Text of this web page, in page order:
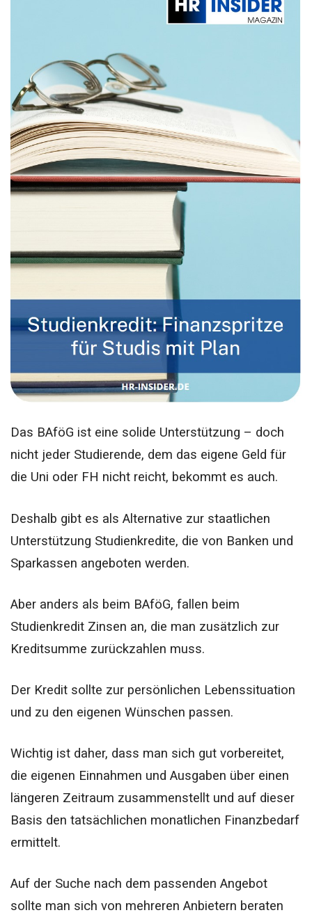
Das BAföG ist eine solide Unterstützung – doch
nicht jeder Studierende, dem das eigene Geld für
die Uni oder FH nicht reicht, bekommt es auch.
Deshalb gibt es als Alternative zur staatlichen
Unterstützung Studienkredite, die von Banken und
Sparkassen angeboten werden.
Aber anders als beim BAföG, fallen beim
Studienkredit Zinsen an, die man zusätzlich zur
Kreditsumme zurückzahlen muss.
Der Kredit sollte zur persönlichen Lebenssituation
und zu den eigenen Wünschen passen.
Wichtig ist daher, dass man sich gut vorbereitet,
die eigenen Einnahmen und Ausgaben über einen
längeren Zeitraum zusammenstellt und auf dieser
Basis den tatsächlichen monatlichen Finanzbedarf
ermittelt.
Auf der Suche nach dem passenden Angebot
sollte man sich von mehreren Anbietern beraten